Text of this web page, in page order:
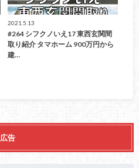
2021.5.13
#264 シフクノいえ17 東西玄関間
取り紹介 タマホーム 900万円から
建…
広告